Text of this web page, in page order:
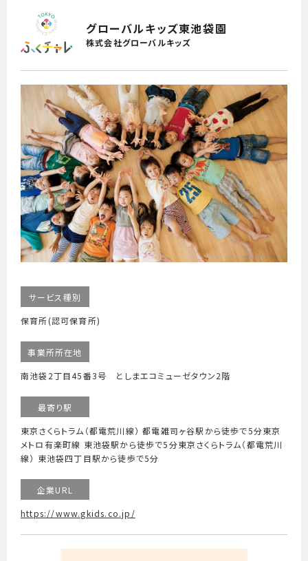
事業者の方
職場体験申し込み
お問い合わせ
グローバルキッズ東池袋園
株式会社グローバルキッズ
サービス種別
保育所(認可保育所)
事業所所在地
南池袋2丁目45番3号 としまエコミューゼタウン2階
最寄り駅
東京さくらトラム（都電荒川線） 都電雑司ヶ谷駅から徒歩で5分東京
メトロ有楽町線 東池袋駅から徒歩で5分東京さくらトラム（都電荒川
線） 東池袋四丁目駅から徒歩で5分
企業URL
https://www.gkids.co.jp/